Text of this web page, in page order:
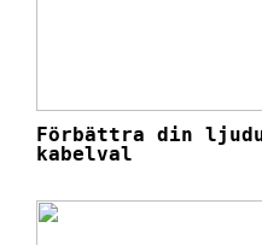
Förbättra din
kabelval